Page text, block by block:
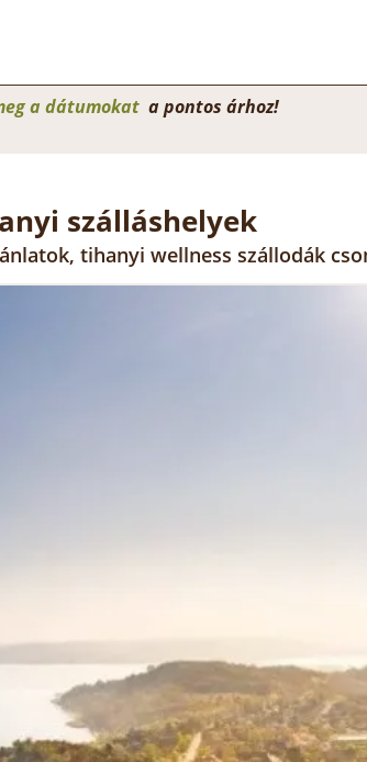
a dátumokat a pontos árhoz!
szálláshelyek
tihanyi wellness szállodák